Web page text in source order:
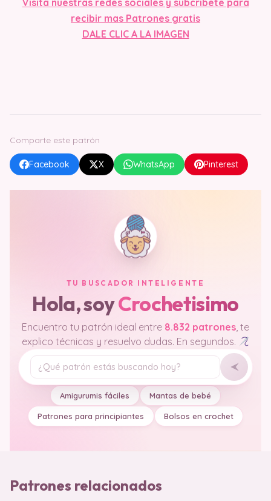
recibir mas Patrones gratis
DALE CLIC A LA IMAGEN
Comparte este patrón
Facebook X WhatsApp Pinterest
TU BUSCADOR INTELIGENTE
Hola, soyCrochetisimo
Encuentro tu patrón ideal entre 8.832 patrones , te
explico técnicas y resuelvo dudas. En segundos.
Tu pregunta
Amigurumis fáciles Mantas de bebé
Patrones para principiantes Bolsos en crochet
Patrones relacionados